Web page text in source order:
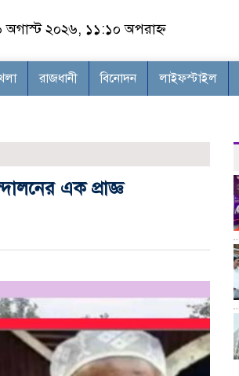
২০২৬, ১১:১০ অপরাহ্ন
রাজধানী বিনোদন লাইফস্টাইল
এক প্রাজ্ঞ